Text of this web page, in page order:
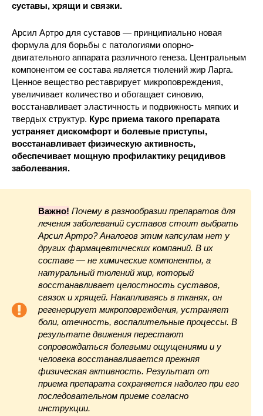
суставы, хрящи и связки.
Арсил Артро для суставов — принципиально новая
формула для борьбы с патологиями опорно-
двигательного аппарата различного генеза. Центральным
компонентом ее состава является тюлений жир Ларга.
Ценное вещество реставрирует микроповреждения,
увеличивает количество и обогащает синовию,
восстанавливает эластичность и подвижность мягких и
твердых структур. Курс приема такого препарата
устраняет дискомфорт и болевые приступы,
восстанавливает физическую активность,
обеспечивает мощную профилактику рецидивов
заболевания.
Важно! Почему в разнообразии препаратов для
лечения заболеваний суставов стоит выбрать
Арсил Артро? Аналогов этим капсулам нет у
других фармацевтических компаний. В их
составе — не химические компоненты, а
натуральный тюлений жир, который
восстанавливает целостность суставов,
связок и хрящей. Накапливаясь в тканях, он
регенерирует микроповреждения, устраняет
боли, отечность, воспалительные процессы. В
результате движения перестают
сопровождаться болевыми ощущениями и у
человека восстанавливается прежняя
физическая активность. Результат от
приема препарата сохраняется надолго при его
последовательном приеме согласно
инструкции.